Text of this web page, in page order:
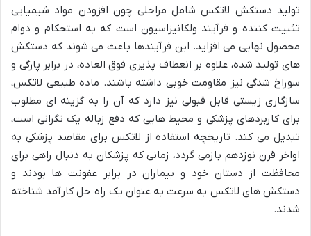
تولید دستکش لاتکس شامل مراحلی چون افزودن مواد شیمیایی
تثبیت کننده و فرآیند ولکانیزاسیون است که به استحکام و دوام
محصول نهایی می افزاید. این فرآیندها باعث می شوند که دستکش
های تولید شده، علاوه بر انعطاف پذیری فوق العاده، در برابر پارگی و
سوراخ شدگی نیز مقاومت خوبی داشته باشند. ماده طبیعی لاتکس،
سازگاری زیستی قابل قبولی نیز دارد که آن را به گزینه ای مطلوب
برای کاربردهای پزشکی و محیط هایی که دفع زباله یک نگرانی است،
تبدیل می کند. تاریخچه استفاده از لاتکس برای مقاصد پزشکی به
اواخر قرن نوزدهم بازمی گردد، زمانی که پزشکان به دنبال راهی برای
محافظت از دستان خود و بیماران در برابر عفونت ها بودند و
دستکش های لاتکس به سرعت به عنوان یک راه حل کارآمد شناخته
شدند.